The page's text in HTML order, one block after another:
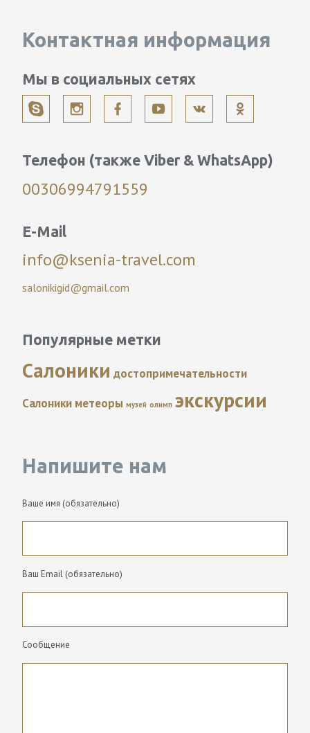
Контактная информация
Мы в социальных сетях
Телефон (также Viber & WhatsApp)
00306994791559
E-Mail
info@ksenia-travel.com
salonikigid@gmail.com
Популярные метки
Салоники достопримечательности
Салоники метеоры музей олимп экскурсии
Напишите нам
Ваше имя (обязательно)
Ваш Email (обязательно)
Сообщение